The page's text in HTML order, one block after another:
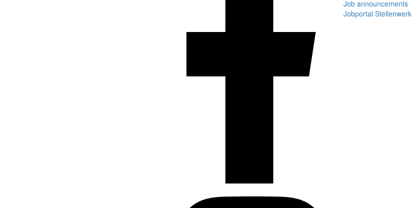
Job announcements
Jobportal Stellenwerk